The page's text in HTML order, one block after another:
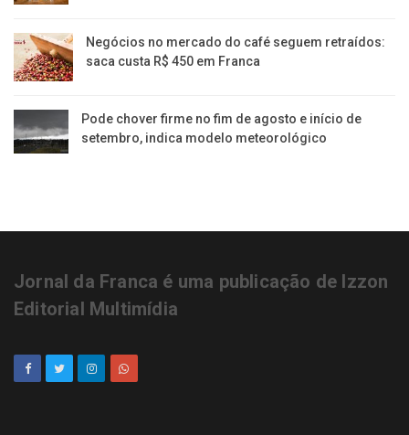
Negócios no mercado do café seguem retraídos:
saca custa R$ 450 em Franca
Pode chover firme no fim de agosto e início de
setembro, indica modelo meteorológico
Jornal da Franca é uma publicação de Izzon
Editorial Multimídia